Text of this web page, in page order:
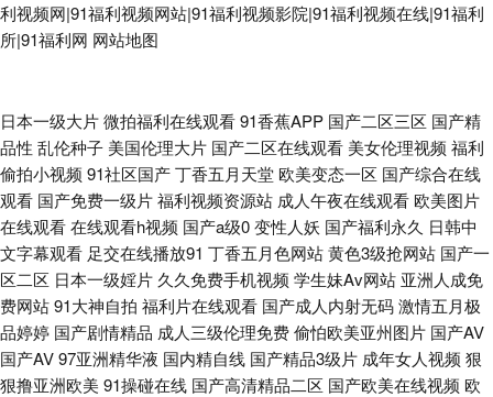
利视频网|91福利视频网站|91福利视频影院|91福利视频在线|91福利
所|91福利网 网站地图
91精品大神 91自慰不挡隐私视频 五月丁香狠狠爱 亚洲主播国产 91av福利资
源在线 91探花精 99在线精品国自产 国产会所技师高跟91 老司机福利区 色
色呦呦呦 无码中文字幕av导航 一级久久 91精品在线视频观看视频 91小视频
试看网站 97欧美人妻一区二区 黑丝美眉呻吟给力 巨乳人妖爆菊 日韩欧美性
爱99 先锋AV强奸 一级免费国产色片 在线不卡的AV网址 91N在线网站 91九
色TS丰满人妖 91熟女边播放 97干97色 91综合苹果视频 大香蕉肏你 东方在
日本一级大片微拍福利在线观看91香蕉APP 国产二区三区 国产精
品性 乱伦种子 美国伦理大片 国产二区在线观看 美女伦理视频 福利
偷拍小视频 91社区国产丁香五月天堂 欧美变态一区 国产综合在线
观看 国产免费一级片福利视频资源站 成人午夜在线观看 欧美图片
在线观看在线观看h视频 国产a级0变性人妖 国产福利永久 日韩中
文字幕观看 足交在线播放91 丁香五月色网站黄色3级抢网站 国产一
区二区 日本一级婬片 久久免费手机视频 学生妹Av网站 亚洲人成免
费网站91大神自拍 福利片在线观看 国产成人内射无码激情五月极
品婷婷 国产剧情精品 成人三级伦理免费偷怕欧美亚州图片 国产AV
国产AV97亚洲精华液 国内精自线 国产精品3级片 成年女人视频 狠
狠撸亚洲欧美91操碰在线 国产高清精品二区 国产欧美在线视频 欧